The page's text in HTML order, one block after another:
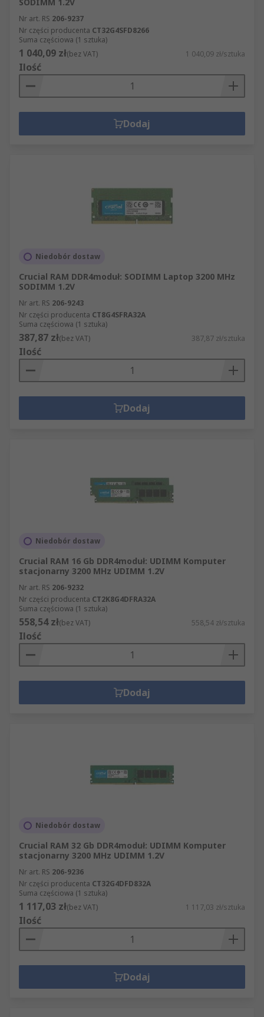
Nr art. RS 206-9237
Nr części producenta CT32G4SFD8266
Suma częściowa (1 sztuka)
1 040,09 zł(bez VAT) 1 040,09 zł/sztuka
Ilość
Dodaj
Niedobór dostaw
Crucial RAM DDR4moduł: SODIMM Laptop 3200 MHz
SODIMM 1.2V
Nr art. RS 206-9243
Nr części producenta CT8G4SFRA32A
Suma częściowa (1 sztuka)
387,87 zł(bez VAT) 387,87 zł/sztuka
Ilość
Dodaj
Niedobór dostaw
Crucial RAM 16 Gb DDR4moduł: UDIMM Komputer
stacjonarny 3200 MHz UDIMM 1.2V
Nr art. RS 206-9232
Nr części producenta CT2K8G4DFRA32A
Suma częściowa (1 sztuka)
558,54 zł(bez VAT) 558,54 zł/sztuka
Ilość
Dodaj
Niedobór dostaw
Crucial RAM 32 Gb DDR4moduł: UDIMM Komputer
stacjonarny 3200 MHz UDIMM 1.2V
Nr art. RS 206-9236
Nr części producenta CT32G4DFD832A
Suma częściowa (1 sztuka)
1 117,03 zł(bez VAT) 1 117,03 zł/sztuka
Ilość
Dodaj